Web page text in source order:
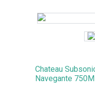
Chateau
Navegante